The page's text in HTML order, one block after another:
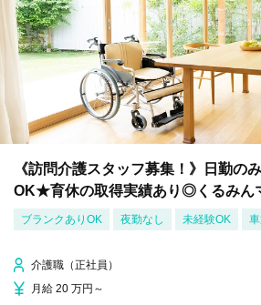
《訪問介護スタッフ募集！》日勤の
OK★育休の取得実績あり◎くるみん
ブランクありOK 夜勤なし 未経験OK
介護職（正社員）
月給 20 万円～